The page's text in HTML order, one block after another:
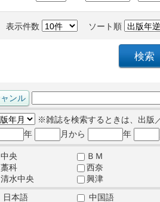
表示件数 ソート順
※雑誌を検索するときは、出版
年
月から 年
中央
ＢＭ
藁科
西奈
清水中央
興津
日本語 中国語